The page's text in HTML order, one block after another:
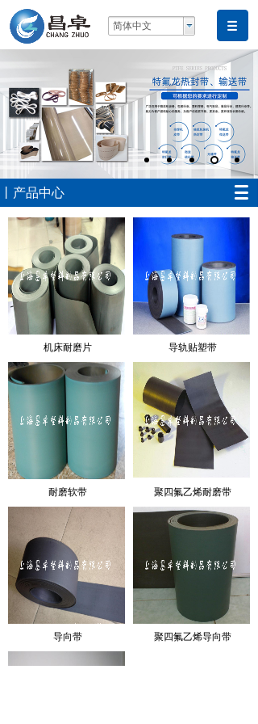
简体中文
丨产品中心
机床耐磨片 导轨贴塑带
耐磨软带 聚四氟乙烯耐磨带
导向带 聚四氟乙烯导向带